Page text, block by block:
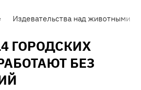
Издевательства над животными
ГОРОДСКИХ
БЕЗ